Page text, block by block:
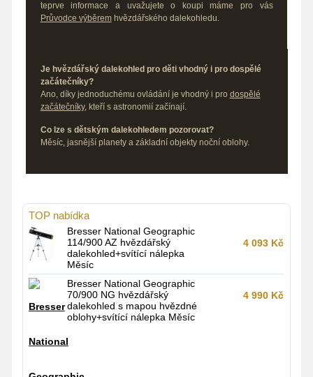
teprve informace a uvažujete o koupi máme pro vás
Průvodce výběremhvězdářského dalekohledu.
Je hvězdářský dalekohled pro děti vhodný i pro dospělé
začátečníky?
Ano, díky jednoduchému ovládání je vhodný i pro dospělé
začátečníky, kteří s astronomií začínají.
Co lze s dětským dalekohledem pozorovat?
Měsíc, jasnější planety a základní objekty noční oblohy.
TOP nabídka
Bresser National Geographic
114/900 AZ hvězdářský
dalekohled+svítící nálepka
Měsíc
4 093 Kč
Bresser National Geographic
70/900 NG hvězdářský
dalekohled s mapou hvězdné
oblohy+svítící nálepka Měsíc
4 990 Kč